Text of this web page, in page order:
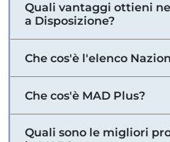
Quali vantaggi ottieni
a Disposizione?
Che cos'è l'elenco
Che cos'è MAD Plus?
Quali sono le migliori